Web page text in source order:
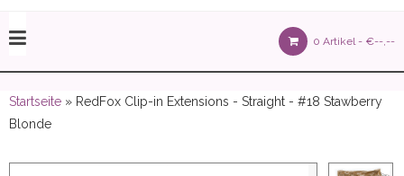
0 Artikel - €--,--
150 gram)
Startseite » RedFox Clip-in Extensions - Straight - #18 Stawberry
Blonde